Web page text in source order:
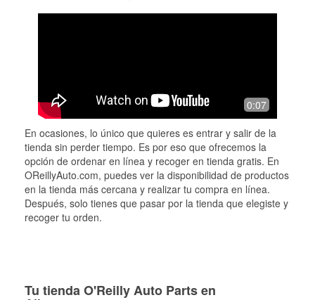
0:07
En ocasiones, lo único que quieres es entrar y salir de la
tienda sin perder tiempo. Es por eso que ofrecemos la
opción de ordenar en línea y recoger en tienda gratis. En
OReillyAuto.com, puedes ver la disponibilidad de productos
en la tienda más cercana y realizar tu compra en línea.
Después, solo tienes que pasar por la tienda que elegiste y
recoger tu orden.
Tu tienda O'Reilly Auto Parts en